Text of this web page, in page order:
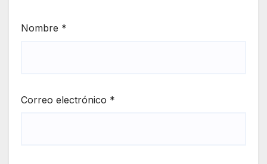
Nombre *
Correo electrónico *